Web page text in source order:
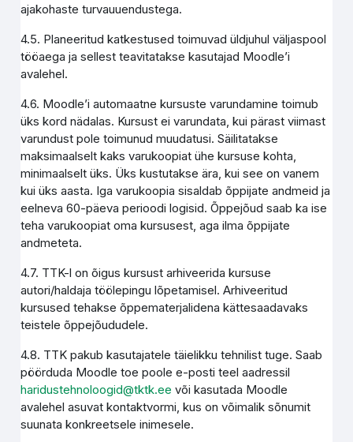
ajakohaste turvauuendustega.
4.5. Planeeritud katkestused toimuvad üldjuhul väljaspool
tööaega ja sellest teavitatakse kasutajad Moodle’i
avalehel.
4.6. Moodle’i automaatne kursuste varundamine toimub
üks kord nädalas. Kursust ei varundata, kui pärast viimast
varundust pole toimunud muudatusi. Säilitatakse
maksimaalselt kaks varukoopiat ühe kursuse kohta,
minimaalselt üks. Üks kustutakse ära, kui see on vanem
kui üks aasta. Iga varukoopia sisaldab õppijate andmeid ja
eelneva 60-päeva perioodi logisid. Õppejõud saab ka ise
teha varukoopiat oma kursusest, aga ilma õppijate
andmeteta.
4.7. TTK-l on õigus kursust arhiveerida kursuse
autori/haldaja töölepingu lõpetamisel. Arhiveeritud
kursused tehakse õppematerjalidena kättesaadavaks
teistele õppejõududele.
4.8. TTK pakub kasutajatele täielikku tehnilist tuge. Saab
pöörduda Moodle toe poole e-posti teel aadressil
haridustehnoloogid@tktk.ee või kasutada Moodle
avalehel asuvat kontaktvormi, kus on võimalik sõnumit
suunata konkreetsele inimesele.